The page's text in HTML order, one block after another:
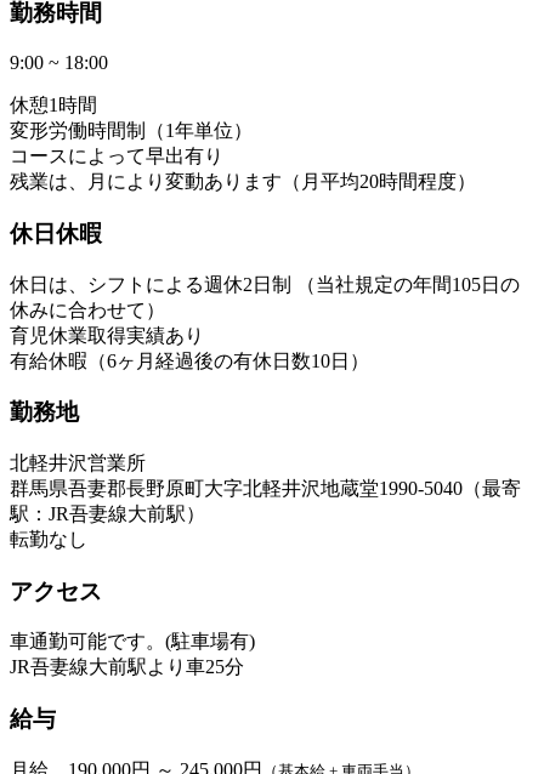
勤務時間
9:00 ~ 18:00
休憩1時間
変形労働時間制（1年単位）
コースによって早出有り
残業は、月により変動あります（月平均20時間程度）
休日休暇
休日は、シフトによる週休2日制 （当社規定の年間105日の
休みに合わせて）
育児休業取得実績あり
有給休暇（6ヶ月経過後の有休日数10日）
勤務地
北軽井沢営業所
群馬県吾妻郡長野原町大字北軽井沢地蔵堂1990-5040（最寄
駅：JR吾妻線大前駅）
転勤なし
アクセス
車通勤可能です。(駐車場有)
JR吾妻線大前駅より車25分
給与
月給 190,000円 ～ 245,000円